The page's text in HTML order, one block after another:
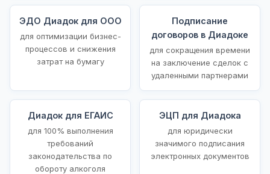
ЭДО Диадок для ООО
для оптимизации бизнес-
процессов и снижения
затрат на бумагу
Подписание
договоров в Диадоке
для сокращения времени
на заключение сделок с
удаленными партнерами
Диадок для ЕГАИС
для 100% выполнения
требований
законодательства по
обороту алкоголя
ЭЦП для Диадока
для юридически
значимого подписания
электронных документов